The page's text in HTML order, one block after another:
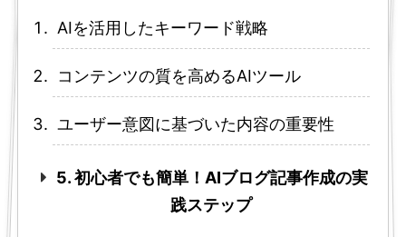
AIを活用したキーワード戦略
コンテンツの質を高めるAIツール
ユーザー意図に基づいた内容の重要性
5. 初心者でも簡単！AIブログ記事作成の実
践ステップ